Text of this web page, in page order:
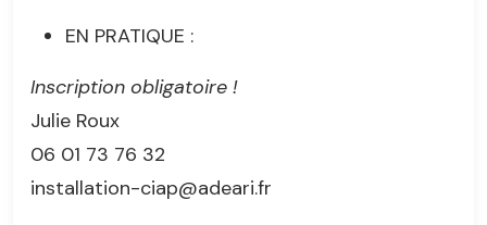
EN PRATIQUE :
Inscription obligatoire !
Julie Roux
06 01 73 76 32
installation-ciap@adeari.fr